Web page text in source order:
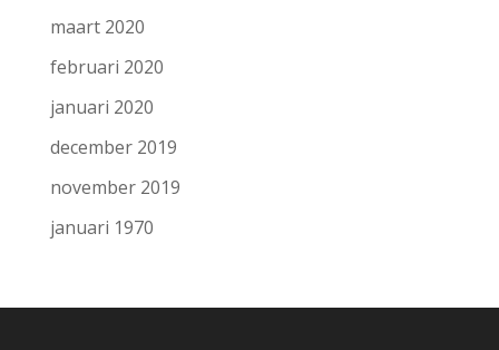
maart 2020
februari 2020
januari 2020
december 2019
november 2019
januari 1970